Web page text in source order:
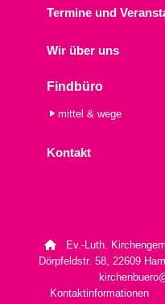
Termine und
Wir über uns
Findbüro
mittel & wege
Kontakt
 Ev.-Luth.
Dörpfeldstr. 58, 22609
Kontaktinformationen